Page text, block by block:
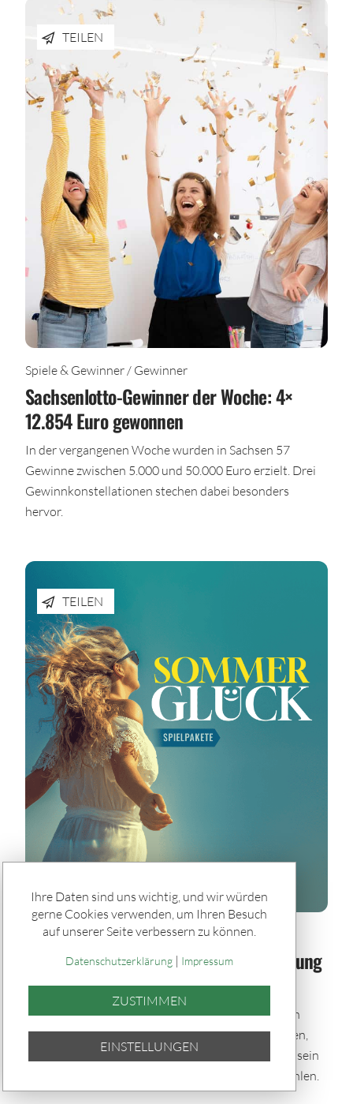
TEILEN
Spiele & Gewinner / Gewinner
Sachsenlotto-Gewinner der Woche: 4×
12.854 Euro gewonnen
In der vergangenen Woche wurden in Sachsen 57
Gewinne zwischen 5.000 und 50.000 Euro erzielt. Drei
Gewinnkonstellationen stechen dabei besonders
hervor.
TEILEN
Spiele & Gewinner / Spiele
Sommerglück im Paket: Bei jeder Ziehung
dabei – auch im Urlaub
Mit den Sommerglück Spielpaketen bleibst du auch
während der Urlaubszeit im Spiel. Einmal auswählen,
automatisch tippen und bei allen Ziehungen dabei sein
– bequem per Quicktipp mit zufällig gewählten Zahlen.
Ihre Daten sind uns wichtig, und wir würden
gerne Cookies verwenden, um Ihren Besuch
auf unserer Seite verbessern zu können.
Datenschutzerklärung| Impressum
ZUSTIMMEN
EINSTELLUNGEN